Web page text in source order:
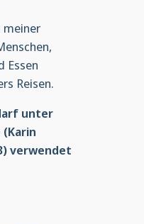
meiner
Essen
Reisen.
unter
verwendet